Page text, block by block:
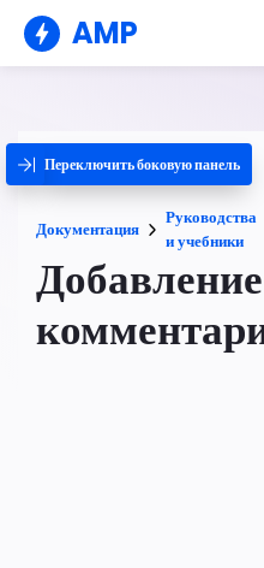
AMP
Переключить боковую панель
Документация
Руководства
и учебники
Добавление